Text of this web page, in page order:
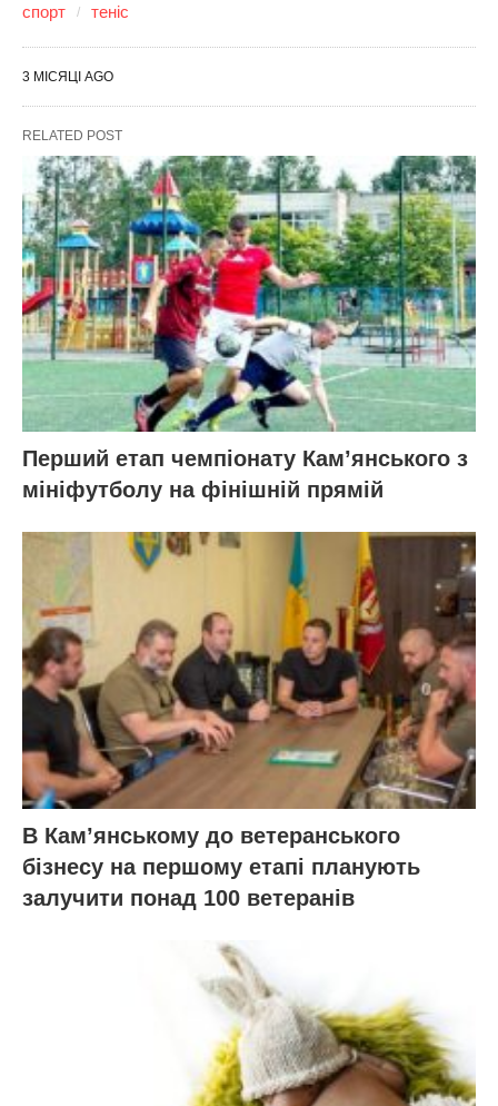
спорт теніс
3 МІСЯЦІ AGO
RELATED POST
Перший етап чемпіонату Кам’янського з
мініфутболу на фінішній прямій
В Кам’янському до ветеранського
бізнесу на першому етапі планують
залучити понад 100 ветеранів